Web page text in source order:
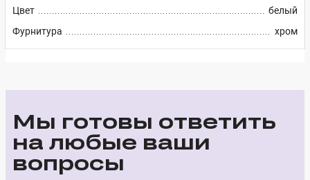
Цвет
белый
Фурнитура
хром
Мы готовы ответить
на любые ваши
вопросы